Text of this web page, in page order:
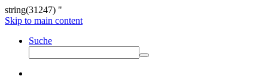
string(31247) "
Skip to main content
Suche